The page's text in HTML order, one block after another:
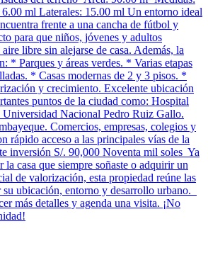
ml Laterales: 15.00 ml Un entorno ideal
frente a una cancha de fútbol y
para que niños, jóvenes y adultos
libre sin alejarse de casa. Además, la
* Parques y áreas verdes. * Varias etapas
* Casas modernas de 2 y 3 pisos. *
y crecimiento. Excelente ubicación
puntos de la ciudad como: Hospital
Nacional Pedro Ruiz Gallo.
Comercios, empresas, colegios y
rápido acceso a las principales vías de la
inversión S/. 90,000 Noventa mil soles Ya
la casa que siempre soñaste o adquirir un
de valorización, esta propiedad reúne las
ubicación, entorno y desarrollo urbano.
más detalles y agenda una visita. ¡No